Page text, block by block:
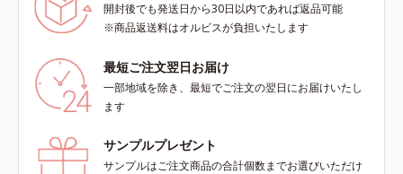
開封後でも発送日から30日以内であれば返品可能
※商品返送料はオルビスが負担いたします
最短ご注文翌日お届け
一部地域を除き、最短でご注文の翌日にお届けいたし
ます
サンプルプレゼント
サンプルはご注文商品の合計個数までお選びいただけ